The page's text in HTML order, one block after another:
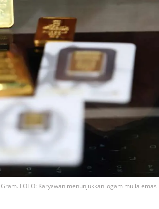
FOTO: Karyawan menunjukkan logam mulia emas